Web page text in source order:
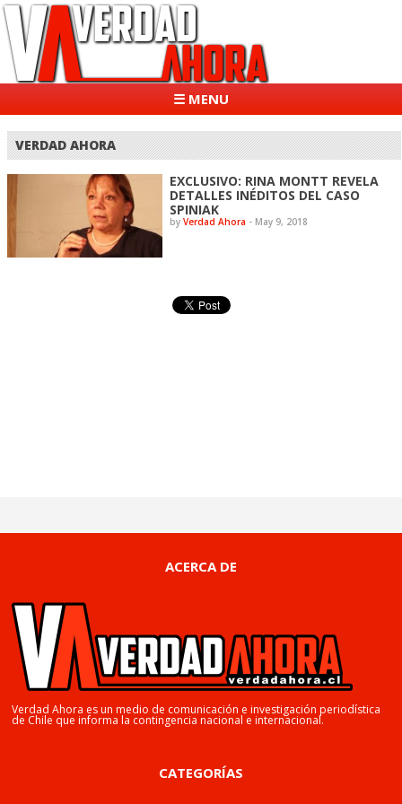
☰ MENU
VERDAD AHORA
EXCLUSIVO: RINA MONTT REVELA
DETALLES INÉDITOS DEL CASO
SPINIAK
byVerdad Ahora - May 9, 2018
ACERCA DE
Verdad Ahora es un medio de comunicación e investigación periodística
de Chile que informa la contingencia nacional e internacional.
CATEGORÍAS